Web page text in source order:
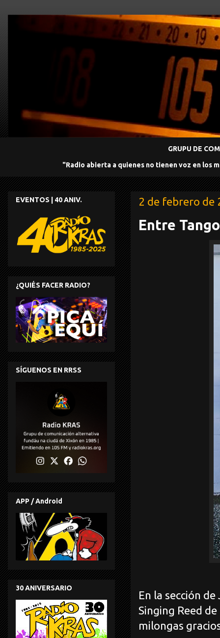
GRUPU DE
"Radio abierta a quienes no tienen voz en los
2 de febrero de
Entre
En la sección
Singing Reed
milongas
EVENTOS | 40 ANIV.
¿QUIÉS FACER RADIO?
SÍGUENOS EN RRSS
APP / Android
30 ANIVERSARIO